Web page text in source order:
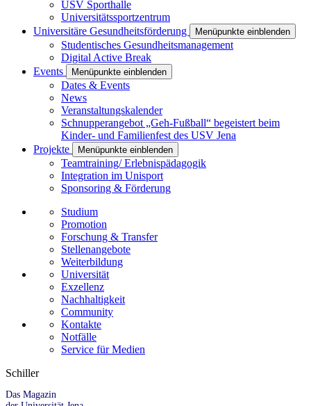
USV Sporthalle
Universitätssportzentrum
Universitäre Gesundheitsförderung
Menüpunkte einblenden
Studentisches Gesundheitsmanagement
Digital Active Break
Events
Menüpunkte einblenden
Dates & Events
News
Veranstaltungskalender
Schnupperangebot „Geh-Fußball“ begeistert beim
Kinder- und Familienfest des USV Jena
Projekte
Menüpunkte einblenden
Teamtraining/ Erlebnispädagogik
Integration im Unisport
Sponsoring & Förderung
Studium
Promotion
Forschung & Transfer
Stellenangebote
Weiterbildung
Universität
Exzellenz
Nachhaltigkeit
Community
Kontakte
Notfälle
Service für Medien
Schiller
Das Magazin